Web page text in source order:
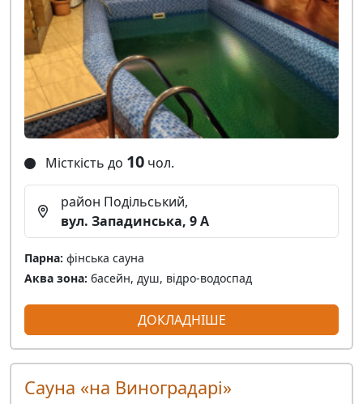
Місткість до 10 чол.
район Подільський,
вул. Западинська, 9 А
Парна: фінська сауна
Аква зона: басейн, душ, відро-водоспад
ДОКЛАДНІШЕ
Сауна «на Виноградарі»